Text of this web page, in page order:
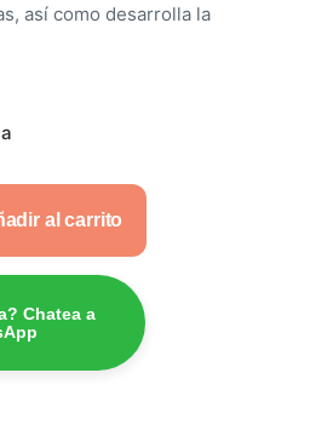
así como desarrolla la
al carrito
Chatea a